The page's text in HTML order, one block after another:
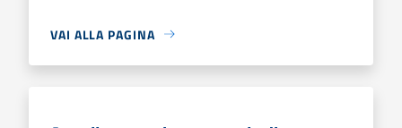
VAI ALLA PAGINA